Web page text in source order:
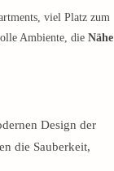
viel Platz zum
Ambiente, die Nähe
Design der
die Sauberkeit,